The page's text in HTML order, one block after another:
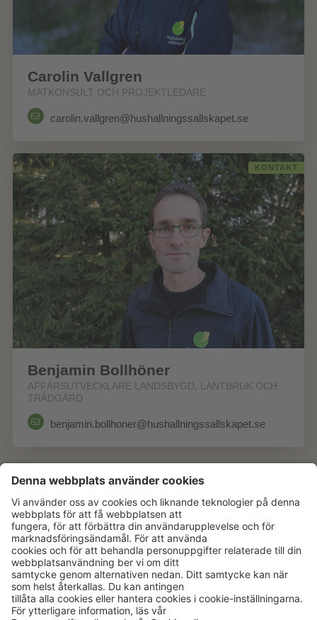
Carolin Vallgren
MATKONSULT OCH PROJEKTLEDARE
carolin.vallgren@hushallningssallskapet.se
KONTAKT
Benjamin Bollhöner
AFFÄRSUTVECKLARE LANDSBYGD, LANTBRUK OCH
TRÄDGÅRD
benjamin.bollhoner@hushallningssallskapet.se